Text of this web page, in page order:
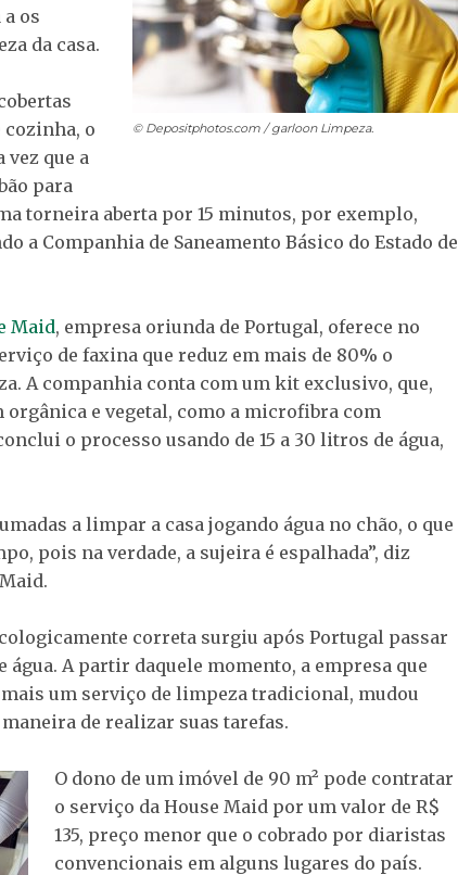
© Depositphotos.com / garloonLimpeza.
os
da casa.
cozinha, o
vez que a
para
torneira aberta por 15 minutos, por exemplo,
a Companhia de Saneamento Básico do Estado de
Maid, empresa oriunda de Portugal, oferece no
de faxina que reduz em mais de 80% o
A companhia conta com um kit exclusivo, que,
e vegetal, como a microfibra com
o processo usando de 15 a 30 litros de água,
a limpar a casa jogando água no chão, o que
pois na verdade, a sujeira é espalhada”, diz
correta surgiu após Portugal passar
A partir daquele momento, a empresa que
um serviço de limpeza tradicional, mudou
de realizar suas tarefas.
O dono de um imóvel de 90 m² pode contratar
o serviço da House Maid por um valor de R$
135, preço menor que o cobrado por diaristas
convencionais em alguns lugares do país.